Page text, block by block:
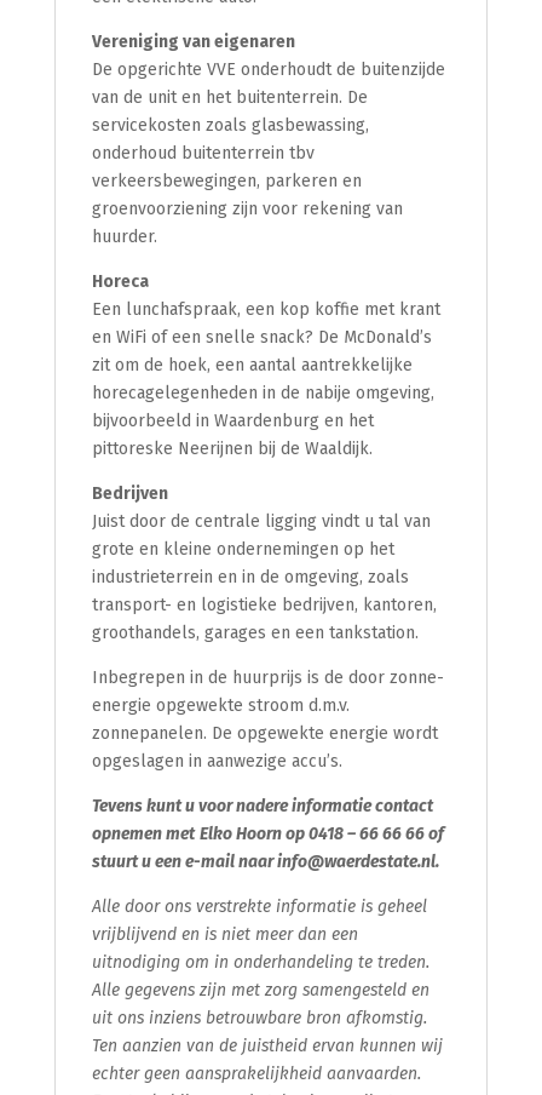
Vereniging van eigenaren
De opgerichte VVE onderhoudt de buitenzijde
van de unit en het buitenterrein. De
servicekosten zoals glasbewassing,
onderhoud buitenterrein tbv
verkeersbewegingen, parkeren en
groenvoorziening zijn voor rekening van
huurder.
Horeca
Een lunchafspraak, een kop koffie met krant
en WiFi of een snelle snack? De McDonald’s
zit om de hoek, een aantal aantrekkelijke
horecagelegenheden in de nabije omgeving,
bijvoorbeeld in Waardenburg en het
pittoreske Neerijnen bij de Waaldijk.
Bedrijven
Juist door de centrale ligging vindt u tal van
grote en kleine ondernemingen op het
industrieterrein en in de omgeving, zoals
transport- en logistieke bedrijven, kantoren,
groothandels, garages en een tankstation.
Inbegrepen in de huurprijs is de door zonne-
energie opgewekte stroom d.m.v.
zonnepanelen. De opgewekte energie wordt
opgeslagen in aanwezige accu’s.
Tevens kunt u voor nadere informatie contact
opnemen met Elko Hoorn op 0418 – 66 66 66 of
stuurt u een e-mail naar info@waerdestate.nl.
Alle door ons verstrekte informatie is geheel
vrijblijvend en is niet meer dan een
uitnodiging om in onderhandeling te treden.
Alle gegevens zijn met zorg samengesteld en
uit ons inziens betrouwbare bron afkomstig.
Ten aanzien van de juistheid ervan kunnen wij
echter geen aansprakelijkheid aanvaarden.